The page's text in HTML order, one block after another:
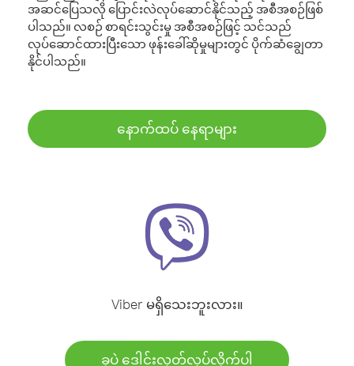
အဆင်ပြေသလို ပြောင်းလဲလုပ်ဆောင်နိုင်သည့် အစီအစဉ်ဖြစ်
ပါသည်။ လစဉ် စာရင်းသွင်းမှု အစီအစဉ်ဖြင့် သင်သည်
လုပ်ဆောင်ထားပြီးသော ဖုန်းခေါ်ဆိုမှုများတွင် ပိုက်ဆံချွေတာ
နိုင်ပါသည်။
နောက်ထပ် နေရာများ
Viber မရှိသေးဘူးလား။
ခုပဲ ဒေါင်းလုတ်လုပ်လိုက်ပါ